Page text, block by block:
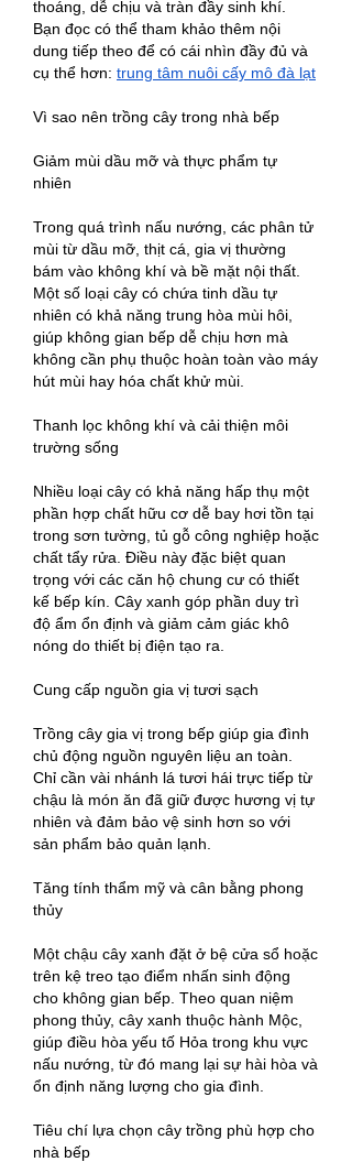
thoáng, dễ chịu và tràn đầy sinh khí.
Bạn đọc có thể tham khảo thêm nội
dung tiếp theo để có cái nhìn đầy đủ và
cụ thể hơn: trung tâm nuôi cấy mô đà lạt​
Vì sao nên trồng cây trong nhà bếp
Giảm mùi dầu mỡ và thực phẩm tự
nhiên
Trong quá trình nấu nướng, các phân tử
mùi từ dầu mỡ, thịt cá, gia vị thường
bám vào không khí và bề mặt nội thất.
Một số loại cây có chứa tinh dầu tự
nhiên có khả năng trung hòa mùi hôi,
giúp không gian bếp dễ chịu hơn mà
không cần phụ thuộc hoàn toàn vào máy
hút mùi hay hóa chất khử mùi.
Thanh lọc không khí và cải thiện môi
trường sống
Nhiều loại cây có khả năng hấp thụ một
phần hợp chất hữu cơ dễ bay hơi tồn tại
trong sơn tường, tủ gỗ công nghiệp hoặc
chất tẩy rửa. Điều này đặc biệt quan
trọng với các căn hộ chung cư có thiết
kế bếp kín. Cây xanh góp phần duy trì
độ ẩm ổn định và giảm cảm giác khô
nóng do thiết bị điện tạo ra.
Cung cấp nguồn gia vị tươi sạch
Trồng cây gia vị trong bếp giúp gia đình
chủ động nguồn nguyên liệu an toàn.
Chỉ cần vài nhánh lá tươi hái trực tiếp từ
chậu là món ăn đã giữ được hương vị tự
nhiên và đảm bảo vệ sinh hơn so với
sản phẩm bảo quản lạnh.
Tăng tính thẩm mỹ và cân bằng phong
thủy
Một chậu cây xanh đặt ở bệ cửa sổ hoặc
trên kệ treo tạo điểm nhấn sinh động
cho không gian bếp. Theo quan niệm
phong thủy, cây xanh thuộc hành Mộc,
giúp điều hòa yếu tố Hỏa trong khu vực
nấu nướng, từ đó mang lại sự hài hòa và
ổn định năng lượng cho gia đình.
Tiêu chí lựa chọn cây trồng phù hợp cho
nhà bếp